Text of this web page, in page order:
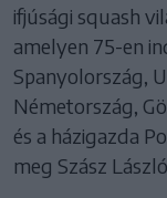
ifjúsági squash
amelyen 75-en
Spanyolország,
Németország,
és a házigazda
meg Szász